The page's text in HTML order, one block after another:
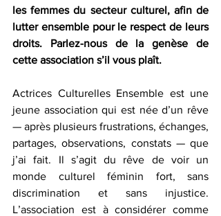
les femmes du secteur culturel, afin de
lutter ensemble pour le respect de leurs
droits. Parlez-nous de la genèse de
cette association s’il vous plaît.
Actrices Culturelles Ensemble est une
jeune association qui est née d’un rêve
— après plusieurs frustrations, échanges,
partages, observations, constats — que
j’ai fait. Il s’agit du rêve de voir un
monde culturel féminin fort, sans
discrimination et sans injustice.
L’association est à considérer comme